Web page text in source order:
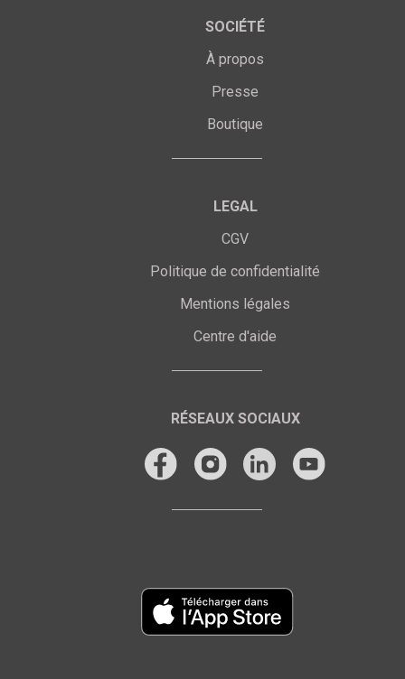
SOCIÉTÉ
À propos
Presse
Boutique
LEGAL
CGV
Politique de confidentialité
Mentions légales
Centre d'aide
RÉSEAUX SOCIAUX